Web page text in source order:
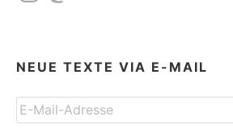
NEUE TEXTE VIA E-MAIL
E-
Mail-